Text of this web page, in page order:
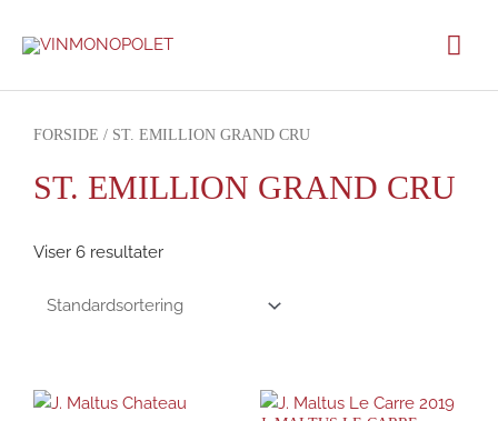
FORSIDE / ST. EMILLION GRAND CRU
ST. EMILLION GRAND CRU
Viser 6 resultater